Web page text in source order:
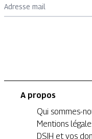
Adresse mail
A propos
Qui sommes-
Mentions
DSIH et vos